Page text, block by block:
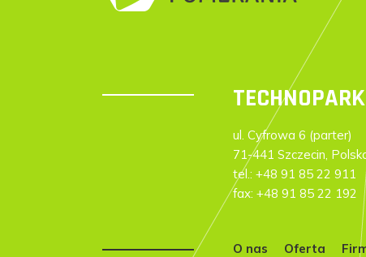
ul. Cyfrowa 6 (parter)
71-441 Szczecin,
tel.: +48 91 85 22 911
fax: +48 91 85 22 192
O nas Oferta